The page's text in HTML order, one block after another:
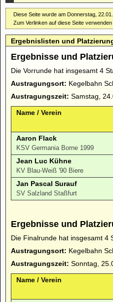
Diese Seite wurde am Donnerstag,
Zum Verlinken auf diese Seite
Ergebnislisten und
Ergebnisse und
Die Vorrunde hat insgesamt 4
Austragungsort: Kegelbahn
Austragungszeit: Samstag,
Name / Verein
Aaron Flack
KSV Germania Borne 1999
Jean Luc Kühne
KV Blau-Weiß '90 Biere
Jan Pascal Surauf
SV Salzland Staßfurt
Ergebnisse und
Die Finalrunde hat insgesamt 4
Austragungsort: Kegelbahn
Austragungszeit: Sonntag,
Name / Verein